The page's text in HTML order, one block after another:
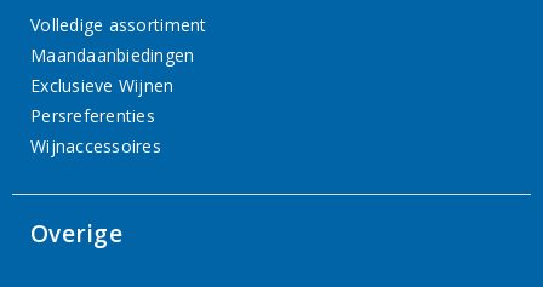
Volledige assortiment
Maandaanbiedingen
Exclusieve Wijnen
Persreferenties
Wijnaccessoires
Overige